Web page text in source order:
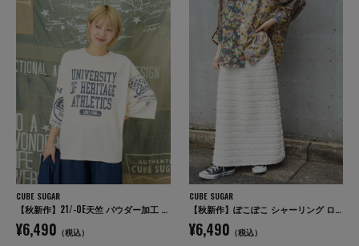
CUBE SUGAR
【秋新作】21/-OE天竺 パウダー加工 ラグラン 6分袖 ロゴプリント Tシャツ
¥6,490 （税込）
CUBE SUGAR
【秋新作】ぽこぽこ シャーリング ロング スカート
¥6,490 （税込）